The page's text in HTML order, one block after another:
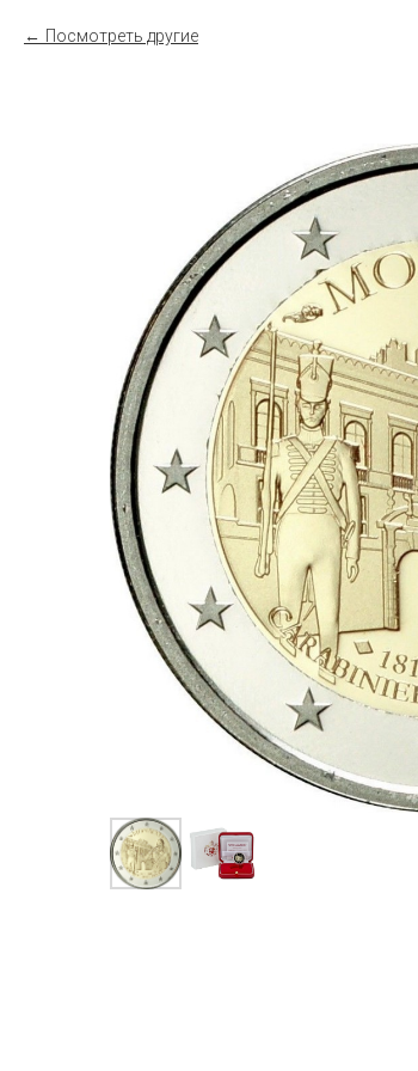
Посмотреть другие